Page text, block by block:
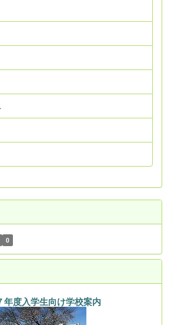
0
年度入学生向け学校案内